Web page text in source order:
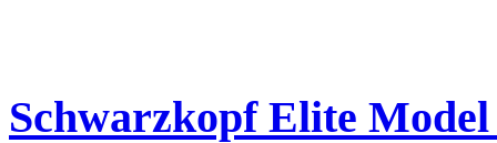
Schwarzkopf Elite